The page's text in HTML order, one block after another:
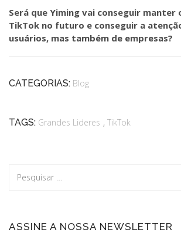
Será que Yiming vai conseguir manter
TikTok no futuro e conseguir a
usuários, mas também de empresas?
CATEGORIAS: Blog
TAGS: Grandes Lideres , TikTok
ASSINE A NOSSA NEWSLETTER